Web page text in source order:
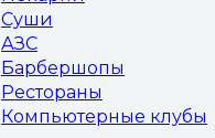
Суши
АЗС
Барбершопы
Рестораны
Компьютерные клубы